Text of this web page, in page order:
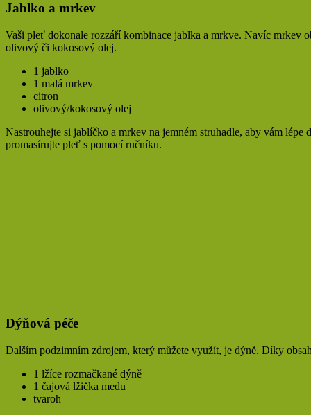
Jablko a mrkev
Vaši pleť dokonale rozzáří kombinace jablka a mrkve. Navíc mrkev
olivový či kokosový olej.
1 jablko
1 malá mrkev
citron
olivový/kokosový olej
Nastrouhejte si jablíčko a mrkev na jemném struhadle, aby vám
promasírujte pleť s pomocí ručníku.
Dýňová péče
Dalším podzimním zdrojem, který můžete využít, je dýně. Díky
1 lžíce rozmačkané dýně
1 čajová lžička medu
tvaroh